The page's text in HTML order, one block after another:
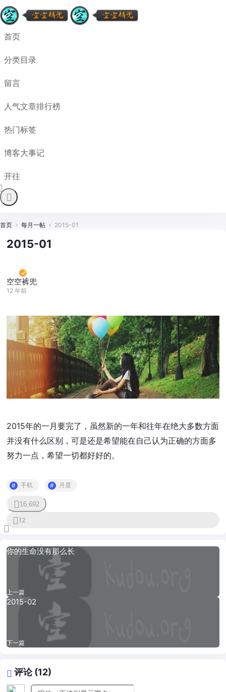
首页
分类目录
留言
人气文章排行榜
热门标签
博客大事记
开往
首页 › 每月一帖 › 2015-01
2015-01
空空裤兜
12 年前
2015年的一月要完了，虽然新的一年和往年在绝大多数方面
并没有什么区别，可是还是希望能在自己认为正确的方面多
努力一点，希望一切都好好的。
手机 月度
16,692
12
你的生命没有那么长
上一篇
2015-02
下一篇
评论 (12)